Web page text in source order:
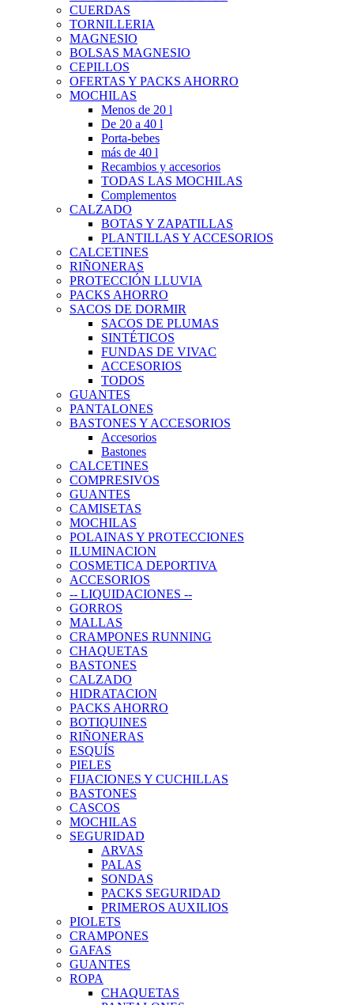
CUERDAS
TORNILLERIA
MAGNESIO
BOLSAS MAGNESIO
CEPILLOS
OFERTAS Y PACKS AHORRO
MOCHILAS
Menos de 20 l
De 20 a 40 l
Porta-bebes
más de 40 l
Recambios y accesorios
TODAS LAS MOCHILAS
Complementos
CALZADO
BOTAS Y ZAPATILLAS
PLANTILLAS Y ACCESORIOS
CALCETINES
RIÑONERAS
PROTECCIÓN LLUVIA
PACKS AHORRO
SACOS DE DORMIR
SACOS DE PLUMAS
SINTÉTICOS
FUNDAS DE VIVAC
ACCESORIOS
TODOS
GUANTES
PANTALONES
BASTONES Y ACCESORIOS
Accesorios
Bastones
CALCETINES
COMPRESIVOS
GUANTES
CAMISETAS
MOCHILAS
POLAINAS Y PROTECCIONES
ILUMINACION
COSMETICA DEPORTIVA
ACCESORIOS
-- LIQUIDACIONES --
GORROS
MALLAS
CRAMPONES RUNNING
CHAQUETAS
BASTONES
CALZADO
HIDRATACION
PACKS AHORRO
BOTIQUINES
RIÑONERAS
ESQUÍS
PIELES
FIJACIONES Y CUCHILLAS
BASTONES
CASCOS
MOCHILAS
SEGURIDAD
ARVAS
PALAS
SONDAS
PACKS SEGURIDAD
PRIMEROS AUXILIOS
PIOLETS
CRAMPONES
GAFAS
GUANTES
ROPA
CHAQUETAS